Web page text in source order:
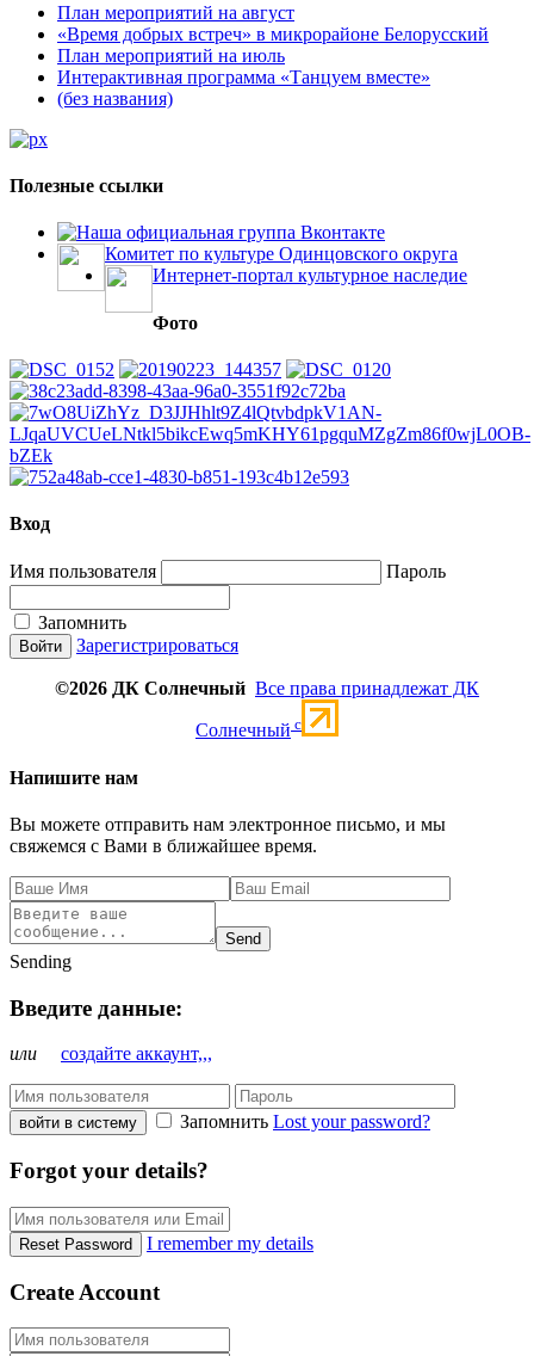
План мероприятий на август
«Время добрых встреч» в микрорайоне Белорусский
План мероприятий на июль
Интерактивная программа «Танцуем вместе»
(без названия)
Полезные ссылки
Наша официальная группа Вконтакте
Комитет по культуре Одинцовского округа
Интернет-портал культурное наследие
Фото
Вход
Имя пользователя Пароль
Запомнить
Зарегистрироваться
©2026 ДК Солнечный Все права принадлежат ДК
Солнечный c
Напишите нам
Вы можете отправить нам электронное письмо, и мы
свяжемся с Вами в ближайшее время.
Send
Sending
Введите данные:
или создайте аккаунт,,,
войти в систему Запомнить Lost your password?
Forgot your details?
Reset Password I remember my details
Create Account